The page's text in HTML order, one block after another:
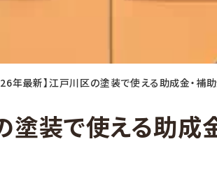
年最新】江戸川区の塗装で使える助成金・補
塗装で使える助成